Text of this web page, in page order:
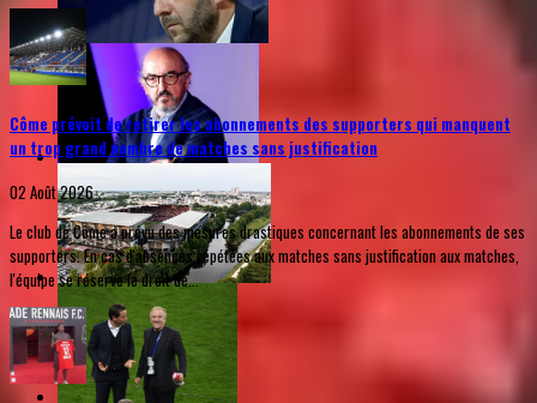
Côme prévoit de retirer les abonnements des supporters qui manquent
un trop grand nombre de matches sans justification
02 Août 2026
Le club de Côme a prévu des mesures drastiques concernant les abonnements de ses
supporters. En cas d'absences répétées aux matches sans justification aux matches,
l'équipe se réserve le droit de...